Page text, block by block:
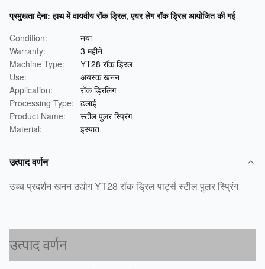
प्रमुखता देना: हाथ में वायवीय रॉक ड्रिल,एयर लेग रॉक ड्रिल आयोजित की गई
Condition:
नया
Warranty:
3 महीने
Machine Type:
YT28 रॉक ड्रिल
Use:
अयस्क खनन
Application:
रॉक ड्रिलिंग
Processing Type: ढलाई
Product Name:
स्टील पुलर स्प्रिंग
Material:
इस्पात
उत्पाद वर्णन
उच्च प्रदर्शन खनन उद्योग YT28 रॉक ड्रिल पार्ट्स स्टील पुलर स्प्रिंग
उत्पाद वर्णन